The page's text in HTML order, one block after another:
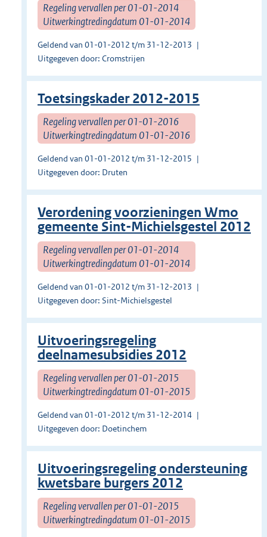
Regeling vervallen per 01-01-2014
Uitwerkingtredingdatum 01-01-2014
Geldend van 01-01-2012 t/m 31-12-2013
Uitgegeven door: Cromstrijen
Toetsingskader 2012-2015
Regeling vervallen per 01-01-2016
Uitwerkingtredingdatum 01-01-2016
Geldend van 01-01-2012 t/m 31-12-2015
Uitgegeven door: Druten
Verordening voorzieningen Wmo
gemeente Sint-Michielsgestel 2012
Regeling vervallen per 01-01-2014
Uitwerkingtredingdatum 01-01-2014
Geldend van 01-01-2012 t/m 31-12-2013
Uitgegeven door: Sint-Michielsgestel
Uitvoeringsregeling
deelnamesubsidies 2012
Regeling vervallen per 01-01-2015
Uitwerkingtredingdatum 01-01-2015
Geldend van 01-01-2012 t/m 31-12-2014
Uitgegeven door: Doetinchem
Uitvoeringsregeling ondersteuning
kwetsbare burgers 2012
Regeling vervallen per 01-01-2015
Uitwerkingtredingdatum 01-01-2015